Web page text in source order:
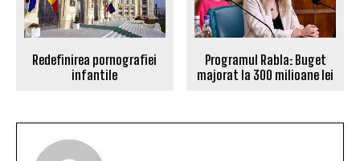
Redefinirea pornografiei
infantile
Programul Rabla: Buget
majorat la 300 milioane lei